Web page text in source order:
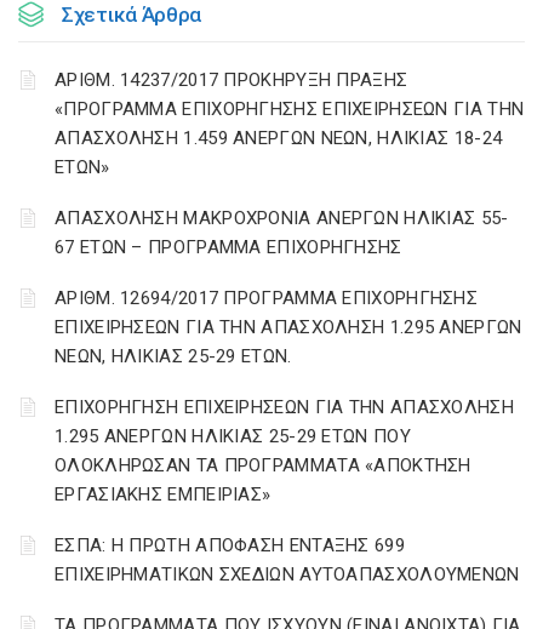
Σχετικά Άρθρα
ΑΡΙΘΜ. 14237/2017 ΠΡΟΚΗΡΥΞΗ ΠΡΑΞΗΣ
«ΠΡΟΓΡΑΜΜΑ ΕΠΙΧΟΡΗΓΗΣΗΣ ΕΠΙΧΕΙΡΗΣΕΩΝ ΓΙΑ ΤΗΝ
ΑΠΑΣΧΟΛΗΣΗ 1.459 ΑΝΕΡΓΩΝ ΝΕΩΝ, ΗΛΙΚΙΑΣ 18-24
ΕΤΩΝ»
ΑΠΑΣΧΟΛΗΣΗ ΜΑΚΡΟΧΡΟΝΙΑ ΑΝΕΡΓΩΝ ΗΛΙΚΙΑΣ 55-
67 ΕΤΩΝ – ΠΡΟΓΡΑΜΜΑ ΕΠΙΧΟΡΗΓΗΣΗΣ
ΑΡΙΘΜ. 12694/2017 ΠΡΟΓΡΑΜΜΑ ΕΠΙΧΟΡΗΓΗΣΗΣ
ΕΠΙΧΕΙΡΗΣΕΩΝ ΓΙΑ ΤΗΝ ΑΠΑΣΧΟΛΗΣΗ 1.295 ΑΝΕΡΓΩΝ
ΝΕΩΝ, ΗΛΙΚΙΑΣ 25-29 ΕΤΩΝ.
ΕΠΙΧΟΡΗΓΗΣΗ ΕΠΙΧΕΙΡΗΣΕΩΝ ΓΙΑ ΤΗΝ ΑΠΑΣΧΟΛΗΣΗ
1.295 ΑΝΕΡΓΩΝ ΗΛΙΚΙΑΣ 25-29 ΕΤΩΝ ΠΟΥ
ΟΛΟΚΛΗΡΩΣΑΝ ΤΑ ΠΡΟΓΡΑΜΜΑΤΑ «ΑΠΟΚΤΗΣΗ
ΕΡΓΑΣΙΑΚΗΣ ΕΜΠΕΙΡΙΑΣ»
ΕΣΠΑ: Η ΠΡΩΤΗ ΑΠΟΦΑΣΗ ΕΝΤΑΞΗΣ 699
ΕΠΙΧΕΙΡΗΜΑΤΙΚΩΝ ΣΧΕΔΙΩΝ ΑΥΤΟΑΠΑΣΧΟΛΟΥΜΕΝΩΝ